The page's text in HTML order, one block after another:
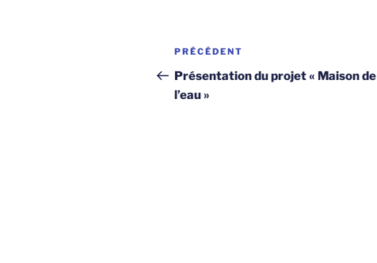
Navigation
de
l’article
Article
précédent
PRÉCÉDENT
Présentation du projet « Maison de
l’eau »